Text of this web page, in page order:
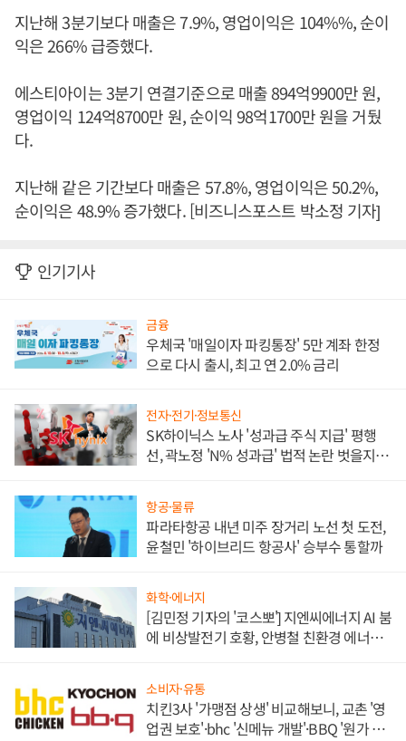
지난해 3분기보다 매출은 7.9%, 영업이익은 104%%, 순이
익은 266% 급증했다.
에스티아이는 3분기 연결기준으로 매출 894억9900만 원,
영업이익 124억8700만 원, 순이익 98억1700만 원을 거뒀
다.
지난해 같은 기간보다 매출은 57.8%, 영업이익은 50.2%,
순이익은 48.9% 증가했다. [비즈니스포스트 박소정 기자]
인기기사
금융
우체국 '매일이자 파킹통장' 5만 계좌 한정
으로 다시 출시, 최고 연 2.0% 금리
전자·전기·정보통신
SK하이닉스 노사 '성과급 주식 지급' 평행
선, 곽노정 'N% 성과급' 법적 논란 벗을지 주
항공·물류
파라타항공 내년 미주 장거리 노선 첫 도전,
윤철민 '하이브리드 항공사' 승부수 통할까
화학·에너지
[김민정 기자의 '코스뽀'] 지엔씨에너지 AI 붐
에 비상발전기 호황, 안병철 친환경 에너지
소비자·유통
치킨3사 '가맹점 상생' 비교해보니, 교촌 '영
업권 보호'·bhc '신메뉴 개발'·BBQ '원가 부